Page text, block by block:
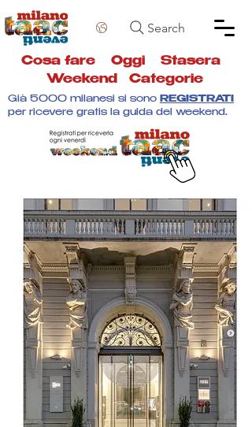
Search
Cosa fare Oggi Stasera
Weekend
Categorie
Già 5000 milanesi si sono REGISTRATI
per ricevere gratis la guida del weekend.